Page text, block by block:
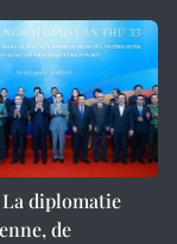
diplomatie
de